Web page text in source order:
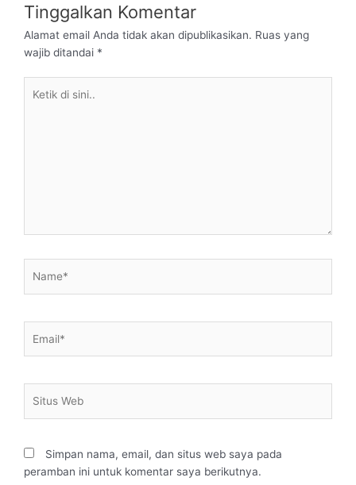
Tinggalkan Komentar
Alamat email Anda tidak akan dipublikasikan. Ruas yang
wajib ditandai *
Web
Simpan nama, email, dan situs web saya pada
peramban ini untuk komentar saya berikutnya.